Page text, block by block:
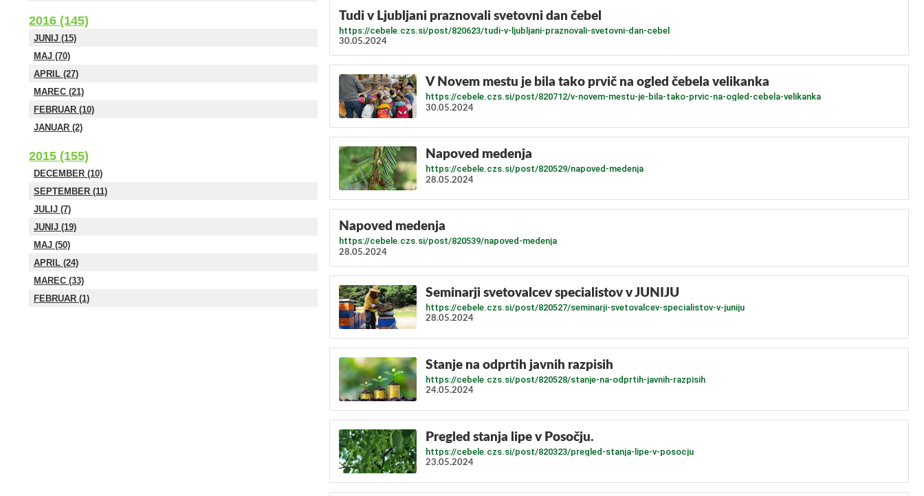
2016 (145)
JUNIJ (15)
MAJ (70)
APRIL (27)
MAREC (21)
FEBRUAR (10)
JANUAR (2)
2015 (155)
DECEMBER (10)
SEPTEMBER (11)
JULIJ (7)
JUNIJ (19)
MAJ (50)
APRIL (24)
MAREC (33)
FEBRUAR (1)
Tudi v Ljubljani praznovali svetovni dan čebel
https://cebele.czs.si/post/820623/tudi-v-ljubljani-praznovali-svetovni-dan-cebel
30.05.2024
V Novem mestu je bila tako prvič na ogled čebela velikanka
https://cebele.czs.si/post/820712/v-novem-mestu-je-bila-tako-prvic-na-ogled-cebela-velikanka
30.05.2024
​Napoved medenja
https://cebele.czs.si/post/820529/napoved-medenja
28.05.2024
​Napoved medenja
https://cebele.czs.si/post/820539/napoved-medenja
28.05.2024
Seminarji svetovalcev specialistov v JUNIJU
https://cebele.czs.si/post/820527/seminarji-svetovalcev-specialistov-v-juniju
28.05.2024
Stanje na odprtih javnih razpisih
https://cebele.czs.si/post/820528/stanje-na-odprtih-javnih-razpisih
24.05.2024
​Pregled stanja lipe v Posočju.
https://cebele.czs.si/post/820323/pregled-stanja-lipe-v-posocju
23.05.2024